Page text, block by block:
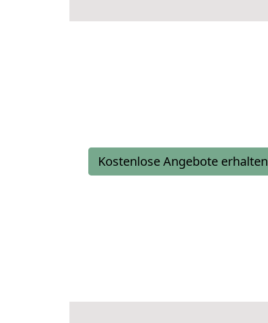
Kostenlose Angebote erhalten